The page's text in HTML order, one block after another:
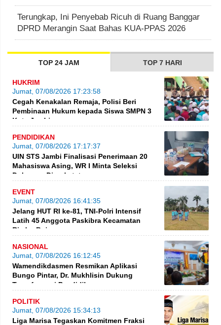
Terungkap, Ini Penyebab Ricuh di Ruang Banggar
DPRD Merangin Saat Bahas KUA-PPAS 2026
TOP 24 JAM TOP 7 HARI
HUKRIM
Jumat, 07/08/2026 17:23:58
Cegah Kenakalan Remaja, Polisi Beri
Pembinaan Hukum kepada Siswa SMPN 3
Kota Jambi
PENDIDIKAN
Jumat, 07/08/2026 17:17:37
UIN STS Jambi Finalisasi Penerimaan 20
Mahasiswa Asing, WR I Minta Seleksi
Dokumen Diperketat
EVENT
Jumat, 07/08/2026 16:41:35
Jelang HUT RI ke-81, TNI-Polri Intensif
Latih 45 Anggota Paskibra Kecamatan
Rimbo Bujang
NASIONAL
Jumat, 07/08/2026 16:12:45
Wamendikdasmen Resmikan Aplikasi
Bungo Pintar, Dr. Mukhlisin Dukung
Transformasi Pendidikan
POLITIK
Jumat, 07/08/2026 15:34:13
Liga Marisa Tegaskan Komitmen Fraksi